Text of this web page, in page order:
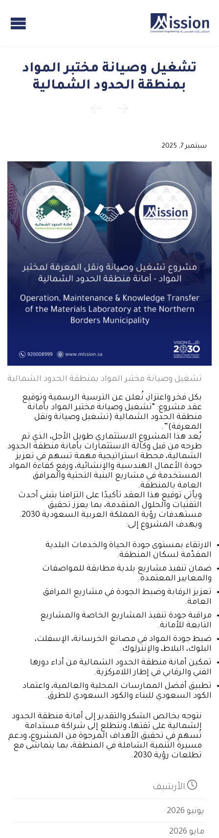
تشغيل وصيانة مختبر المواد
بمنطقة الحدود الشمالية


سبتمبر 7, 2025
تشغيل وصيانة مختبر المواد بمنطقة الحدود الشمالية
بكل فخر واعتزاز، نُعلن عن الترسية الرسمية وتوقيع
عقد مشروع: “تشغيل وصيانة مختبر المواد بأمانة
منطقة الحدود الشمالية (تشغيل وصيانة ونقل
المعرفة)”.
يُعد هذا المشروع الاستثماري طويل الأجل، الذي تم
طرحه من قبل وكالة الاستثمارات بأمانة منطقة الحدود
الشمالية، محطة استراتيجية مهمة تسهم في تعزيز
جودة الأعمال الهندسية والإنشائية، ورفع كفاءة المواد
المستخدمة في مشاريع البنية التحتية والمرافق
العامة بالمنطقة.
ويأتي توقيع هذا العقد تأكيدًا على التزامنا بتبني أحدث
التقنيات والحلول المتقدمة، بما يعزز تحقيق
مستهدفات رؤية المملكة العربية السعودية 2030.
ويهدف المشروع إلى:
الارتقاء بمستوى جودة الحياة والخدمات البلدية
المقدّمة لسكان المنطقة.
ضمان تنفيذ مشاريع بلدية مطابقة للمواصفات
والمعايير المعتمدة.
تعزيز الرقابة وضبط الجودة في مشاريع المرافق
العامة.
مراقبة جودة تنفيذ المشاريع الخاصة والمشاريع
التابعة للأمانة.
ضبط جودة المواد في مصانع الخرسانة، الإسفلت،
البلوك، البلاط، والإنترلوك.
تمكين أمانة منطقة الحدود الشمالية من أداء دورها
الفني والرقابي في إطار اللامركزية.
تطبيق أفضل الممارسات المحلية والعالمية، واعتماد
الكود السعودي للبناء والكود السعودي للطرق.
نتوجه بخالص الشكر والتقدير إلى أمانة منطقة الحدود
الشمالية على ثقتها، ونتطلع إلى شراكة مستدامة
تُسهم في تحقيق الأهداف المرجوة من المشروع، ودعم
مسيرة التنمية الشاملة في المنطقة، بما يتماشى مع
تطلعات رؤية 2030.
 الأرشيف
يونيو 2026
مايو 2026